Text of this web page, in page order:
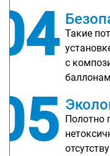
Такие
с
Полотно